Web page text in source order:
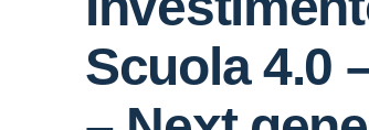
Scuola 4.0